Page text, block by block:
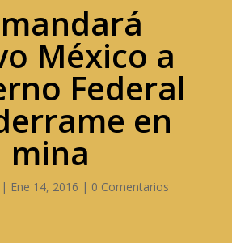
México a
Federal
en
mina
Ene 14, 2016 | 0 Comentarios